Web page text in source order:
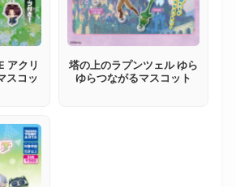
アクリ
スコッ
塔の上のラプンツェル ゆら
ゆらつながるマスコット